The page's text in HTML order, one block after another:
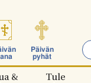
Päivän
pyhät
&
Tule